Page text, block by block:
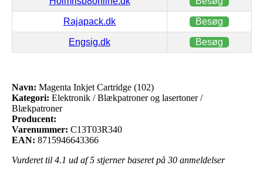
Rajapack.dk Besøg
Engsig.dk Besøg
Navn: Magenta Inkjet Cartridge (102)
Kategori: Elektronik / Blækpatroner og lasertoner /
Blækpatroner
Producent:
Varenummer: C13T03R340
EAN: 8715946643366
Vurderet til 4.1 ud af 5 stjerner baseret på 30 anmeldelser